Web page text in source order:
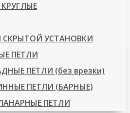
СКРЫТОЙ УСТАНОВКИ
ПЕТЛИ
ПЕТЛИ (без врезки)
ПЕТЛИ (БАРНЫЕ)
ПЕТЛИ